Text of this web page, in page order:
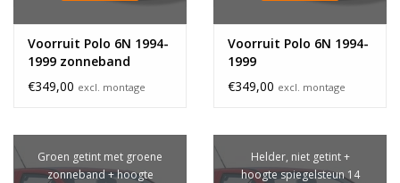
Voorruit Polo 6N 1994-
1999 zonneband
€349,00 excl. montage
Voorruit Polo 6N 1994-
1999
€349,00 excl. montage
Groen getint met groene
zonneband + hoogte
Helder, niet getint +
hoogte spiegelsteun 14